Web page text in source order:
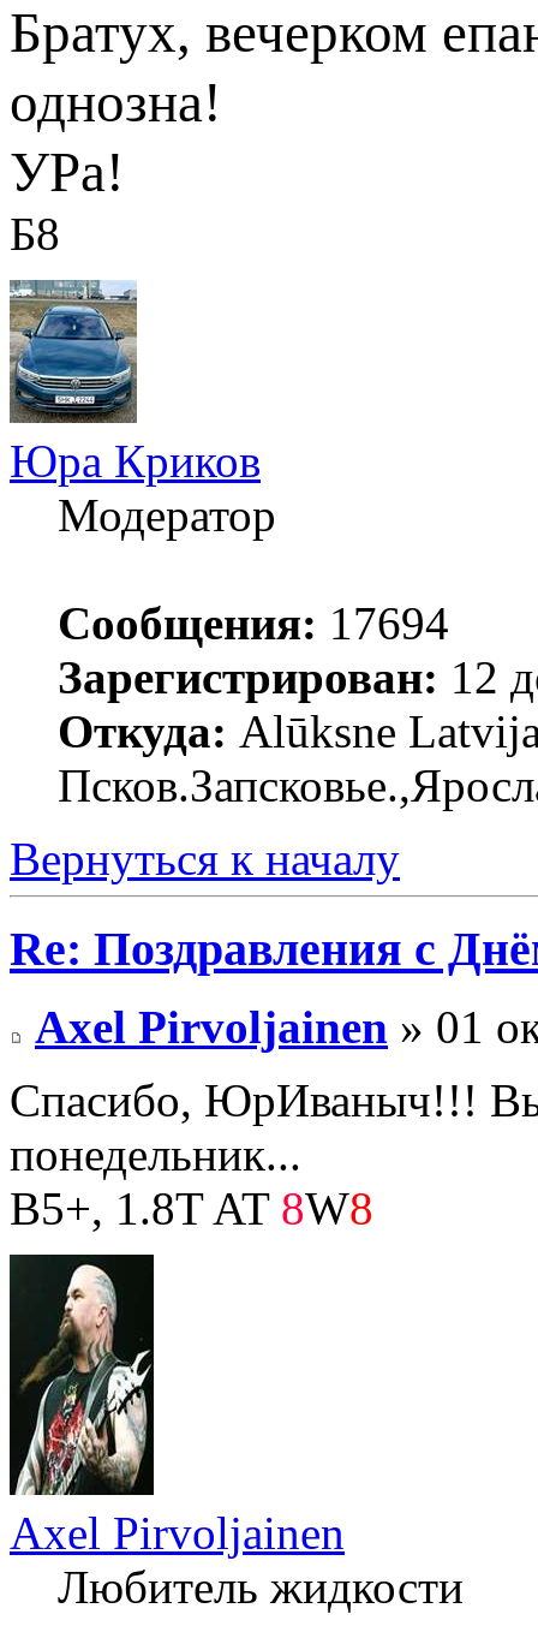
Братух, вечерком
однозна!
УРа!
Б8
Юра Криков
Модератор
Сообщения: 17694
Зарегистрирован: 12
Откуда: Alūksne
Вернуться к началу
Re: Поздравления с
Axel Pirvoljainen » 01
Спасибо, ЮрИваныч!!!
понедельник...
B5+, 1.8T AT 8W8
Axel Pirvoljainen
Любитель жидкости